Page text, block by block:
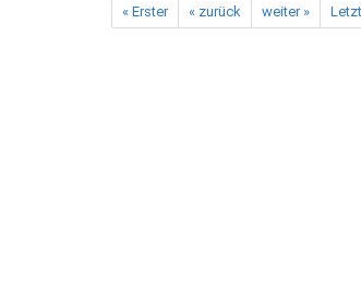
« Erster « zurück weiter »